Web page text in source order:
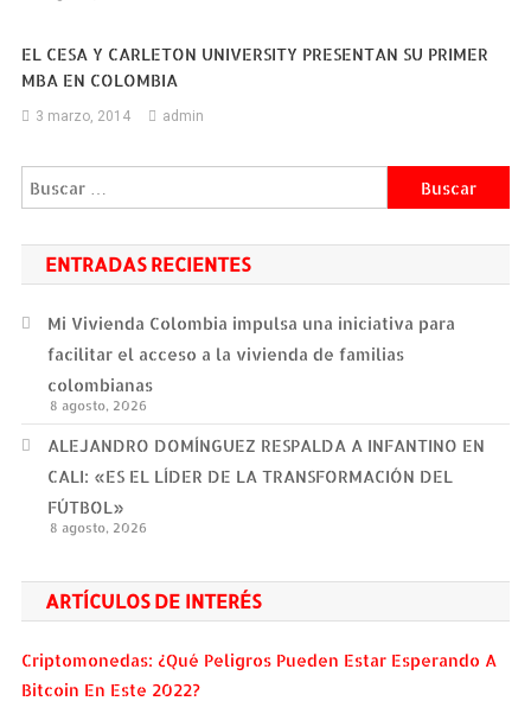
EL CESA Y CARLETON UNIVERSITY PRESENTAN SU PRIMER
MBA EN COLOMBIA
3 marzo, 2014 admin
Buscar:
ENTRADAS RECIENTES
Mi Vivienda Colombia impulsa una iniciativa para
facilitar el acceso a la vivienda de familias
colombianas
8 agosto, 2026
ALEJANDRO DOMÍNGUEZ RESPALDA A INFANTINO EN
CALI: «ES EL LÍDER DE LA TRANSFORMACIÓN DEL
FÚTBOL»
8 agosto, 2026
ARTÍCULOS DE INTERÉS
Criptomonedas: ¿Qué Peligros Pueden Estar Esperando A
Bitcoin En Este 2022?